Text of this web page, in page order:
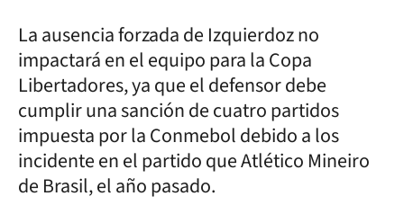
La ausencia forzada de Izquierdoz no
impactará en el equipo para la Copa
Libertadores, ya que el defensor debe
cumplir una sanción de cuatro partidos
impuesta por la Conmebol debido a los
incidente en el partido que Atlético Mineiro
de Brasil, el año pasado.